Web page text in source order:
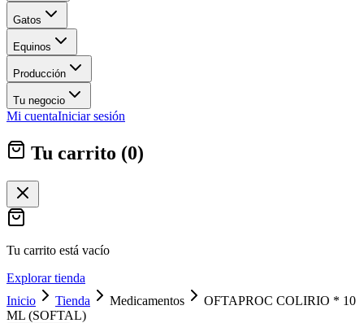
Gatos
Equinos
Producción
Tu negocio
Mi cuentaIniciar sesión
Tu carrito (0)
Tu carrito está vacío
Explorar tienda
Inicio
Tienda Medicamentos
OFTAPROC COLIRIO * 10
ML (SOFTAL)